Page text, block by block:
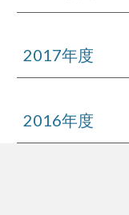
2017年度
2016年度